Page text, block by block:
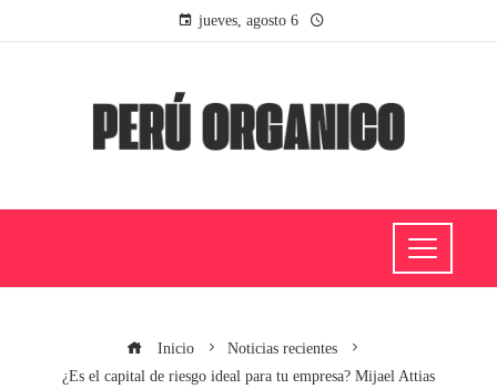
jueves, agosto 6
Inicio
Noticias recientes
¿Es el capital de riesgo ideal para tu empresa? Mijael Attias